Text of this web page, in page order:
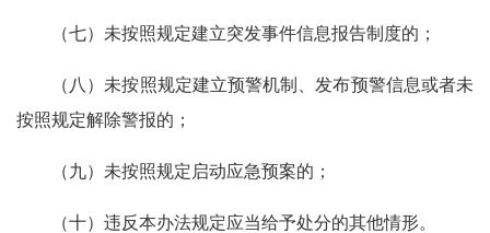
（七）未按照规定建立突发事件信息报告制度的；
（八）未按照规定建立预警机制、发布预警信息或者未
按照规定解除警报的；
（九）未按照规定启动应急预案的；
（十）违反本办法规定应当给予处分的其他情形。